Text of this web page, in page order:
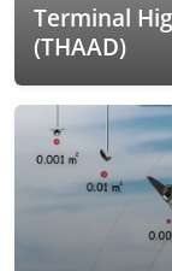
Terminal
(THAAD)